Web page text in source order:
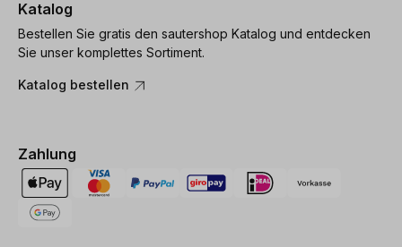
Katalog
Bestellen Sie gratis den sautershop Katalog und entdecken
Sie unser komplettes Sortiment.
Katalog bestellen
Zahlung